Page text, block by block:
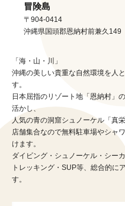
冒険島
〒904-0414
沖縄県国頭郡恩納村前兼久149
「海・山・川」
沖縄の美しい貴重な自然環境を人
す。
日本屈指のリゾート地「恩納村」
活かし、
人気の青の洞窟シュノーケル「真
店舗集合なので無料駐車場やシャ
けます。
ダイビング・シュノーケル・シー
トレッキング・SUP等、総合的に
す。